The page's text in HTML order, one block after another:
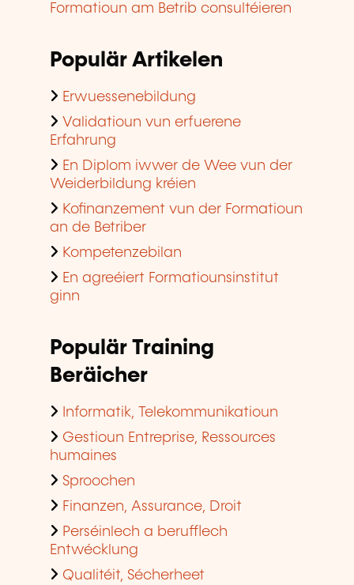
Formatioun am Betrib consultéieren
Populär Artikelen
Erwuessenebildung
Validatioun vun erfuerene
Erfahrung
En Diplom iwwer de Wee vun der
Weiderbildung kréien
Kofinanzement vun der Formatioun
an de Betriber
Kompetenzebilan
En agreéiert Formatiounsinstitut
ginn
Populär Training
Beräicher
Informatik, Telekommunikatioun
Gestioun Entreprise, Ressources
humaines
Sproochen
Finanzen, Assurance, Droit
Perséinlech a berufflech
Entwécklung
Qualitéit, Sécherheet